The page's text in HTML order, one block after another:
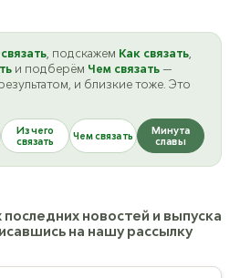
, подскажем Как связать,
и подберём Чем связать —
и близкие тоже. Это
Из чего
связать
Чем связать
Минута
славы
новостей и выпуска
на нашу рассылку